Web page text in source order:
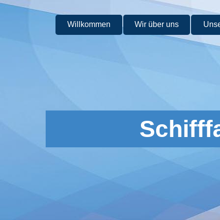
Direkt zum Seiteninhalt
Willkommen Wir über uns